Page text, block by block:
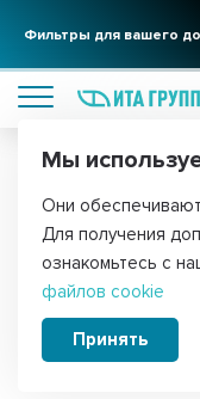
Фильтры для вашего
Главная Запчасти
Сортировать:
Мы
Они
Для получения
ознакомьтесь с
файлов cookie
Принять